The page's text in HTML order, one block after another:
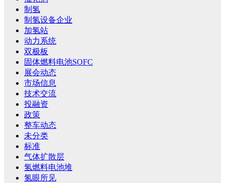
制氢
制氢设备企业
加氢站
动力系统
双极板
固体燃料电池SOFC
展会动态
市场信息
技术交流
投融资
政策
整车动态
未分类
标准
气体扩散层
氢燃料电池堆
氢眼所见